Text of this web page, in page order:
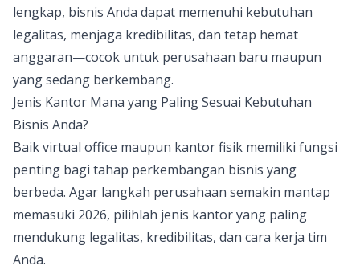
lengkap, bisnis Anda dapat memenuhi kebutuhan
legalitas, menjaga kredibilitas, dan tetap hemat
anggaran—cocok untuk perusahaan baru maupun
yang sedang berkembang.
Jenis Kantor Mana yang Paling Sesuai Kebutuhan
Bisnis Anda?
Baik virtual office maupun kantor fisik memiliki fungsi
penting bagi tahap perkembangan bisnis yang
berbeda. Agar langkah perusahaan semakin mantap
memasuki 2026, pilihlah jenis kantor yang paling
mendukung legalitas, kredibilitas, dan cara kerja tim
Anda.